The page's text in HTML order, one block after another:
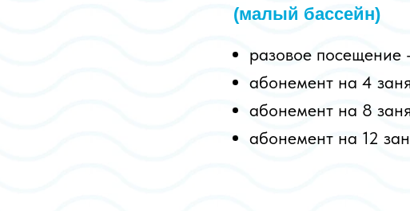
(малый бассейн)
разовое посещение
абонемент на 4
абонемент на 8
абонемент на 12